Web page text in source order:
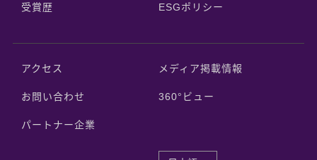
受賞歴 ESGポリシー
アクセス メディア掲載情報
お問い合わせ 360°ビュー
パートナー企業